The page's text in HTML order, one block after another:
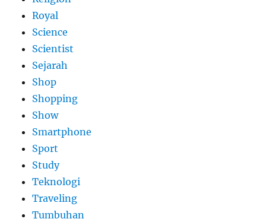
Royal
Science
Scientist
Sejarah
Shop
Shopping
Show
Smartphone
Sport
Study
Teknologi
Traveling
Tumbuhan